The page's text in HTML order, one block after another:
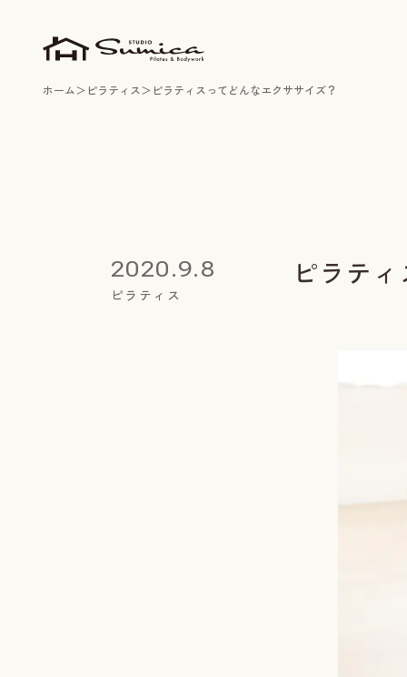
ホーム ピラティス ピラティスってどんなエクササイズ？
2020.9.8
ピラティス
ピラテ